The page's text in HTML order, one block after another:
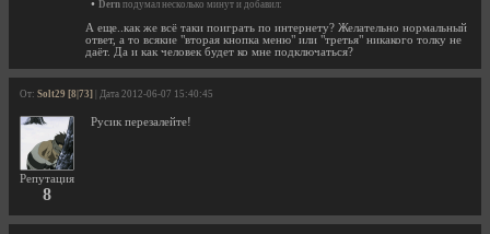
• Dern подумал несколько минут и добавил:
А еще..как же всё таки поиграть по интернету? Желательно нормальный
ответ, а то всякие "вторая кнопка меню" или "третья" никакого толку не
даёт. Да и как человек будет ко мне подключаться?
От: Solt29 [8|73] | Дата 2012-06-07 15:40:45
Репутация
8
Русик перезалейте!